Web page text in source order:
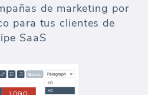
de marketing por
para tus clientes de
SaaS